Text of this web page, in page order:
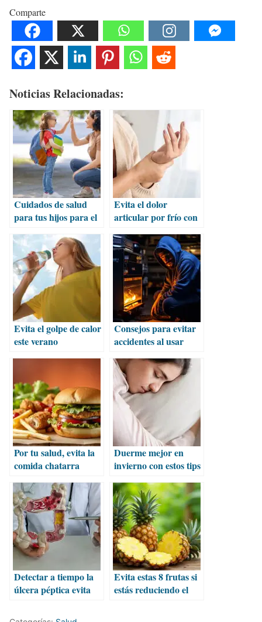
Comparte
Noticias Relacionadas:
Cuidados de salud
para tus hijos para el
Evita el dolor
articular por frío con
recomendaciones
Evita el golpe de calor
este verano
Consejos para evitar
accidentes al usar
Por tu salud, evita la
comida chatarra
Duerme mejor en
invierno con estos tips
Detectar a tiempo la
úlcera péptica evita
Evita estas 8 frutas si
estás reduciendo el